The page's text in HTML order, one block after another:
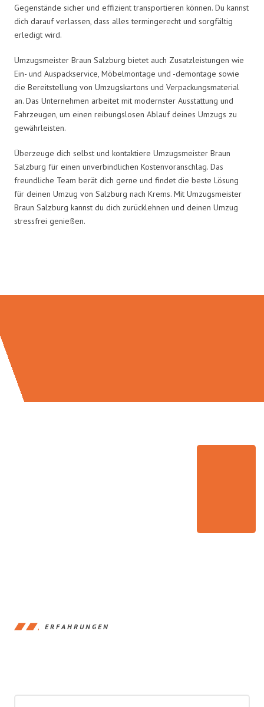
Gegenstände sicher und effizient transportieren können. Du kannst
dich darauf verlassen, dass alles termingerecht und sorgfältig
erledigt wird.
Umzugsmeister Braun Salzburg bietet auch Zusatzleistungen wie
Ein- und Auspackservice, Möbelmontage und -demontage sowie
die Bereitstellung von Umzugskartons und Verpackungsmaterial
an. Das Unternehmen arbeitet mit modernster Ausstattung und
Fahrzeugen, um einen reibungslosen Ablauf deines Umzugs zu
gewährleisten.
Überzeuge dich selbst und kontaktiere Umzugsmeister Braun
Salzburg für einen unverbindlichen Kostenvoranschlag. Das
freundliche Team berät dich gerne und findet die beste Lösung
für deinen Umzug von Salzburg nach Krems. Mit Umzugsmeister
Braun Salzburg kannst du dich zurücklehnen und deinen Umzug
stressfrei genießen.
ERFAHRUNGEN